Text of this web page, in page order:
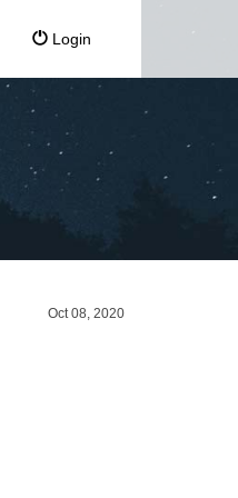
Login
Oct 08, 2020